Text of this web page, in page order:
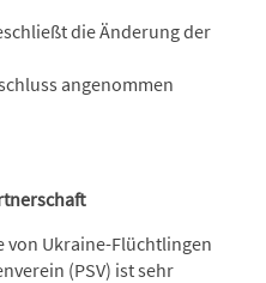
die Änderung der
angenommen
von Ukraine-Flüchtlingen
(PSV) ist sehr